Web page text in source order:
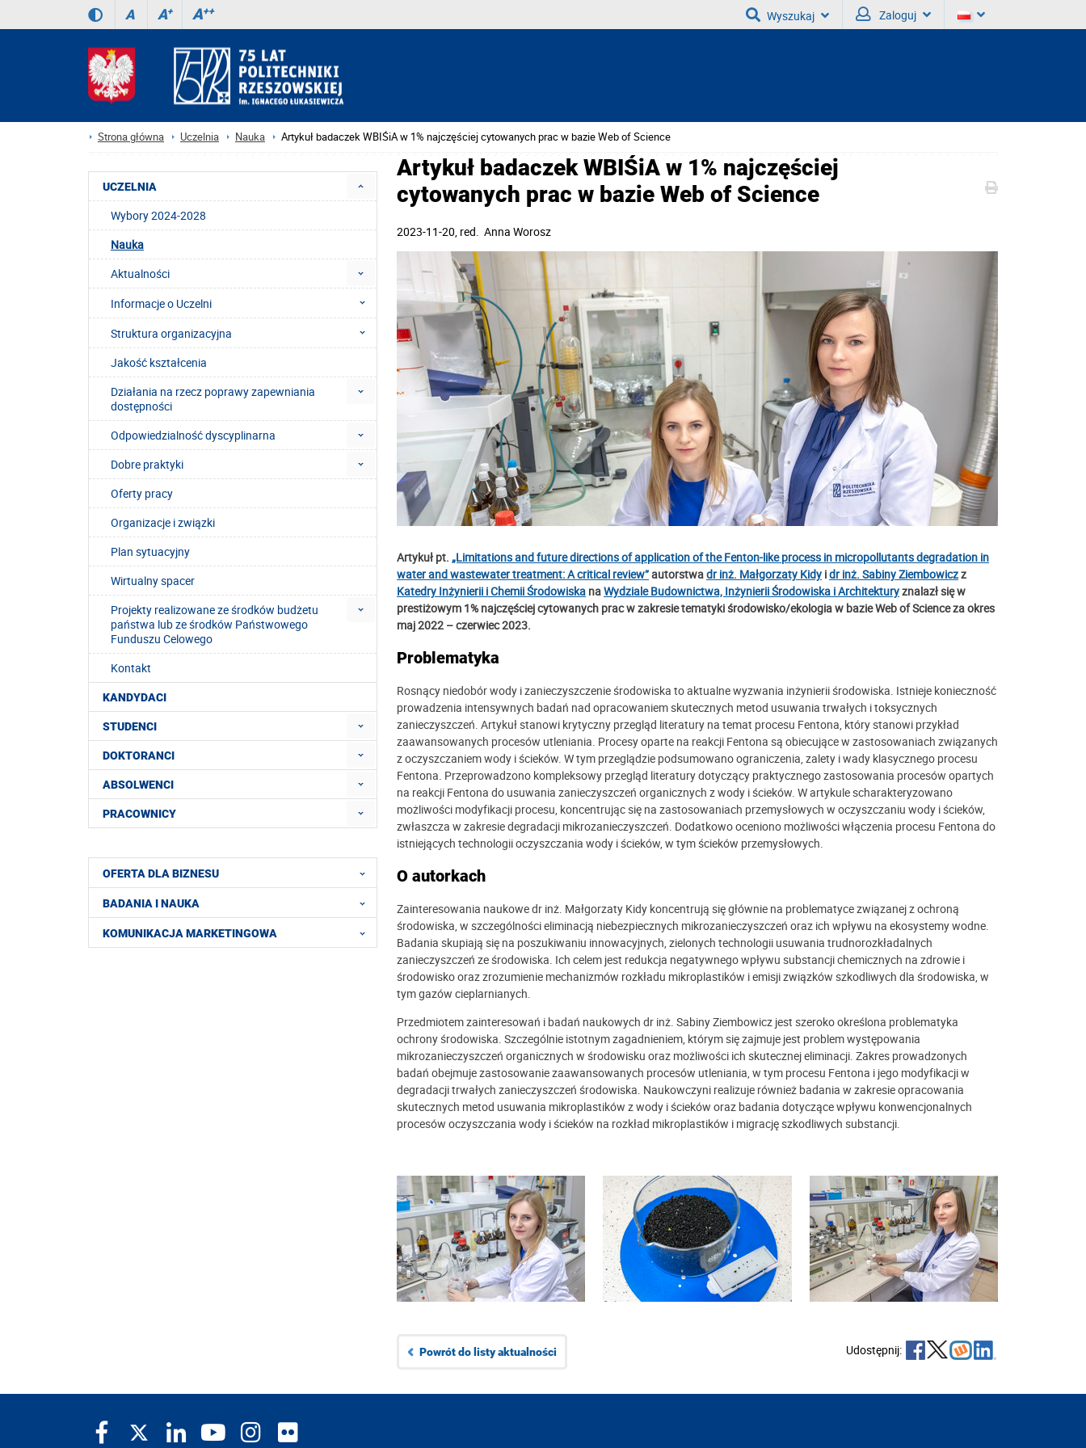
A A+ A++ Wyszukaj Zaloguj
Strona główna Uczelnia Nauka Artykuł badaczek WBIŚiA w 1% najczęściej cytowanych prac w bazie Web of Science
Artykuł badaczek WBIŚiA w 1% najczęściej
cytowanych prac w bazie Web of Science
2023-11-20, red. Anna Worosz
Artykuł pt. „Limitations and future directions of application of the Fenton-like process in micropollutants degradation in
water and wastewater treatment: A critical review”autorstwadr inż. Małgorzaty Kidy idr inż. Sabiny Ziembowiczz
Katedry Inżynierii i Chemii Środowiska naWydziale Budownictwa, Inżynierii Środowiska i Architekturyznalazł się w
prestiżowym 1% najczęściej cytowanych prac w zakresie tematyki środowisko/ekologia w bazie Web of Science za okres
maj 2022 – czerwiec 2023.
Problematyka
Rosnący niedobór wody i zanieczyszczenie środowiska to aktualne wyzwania inżynierii środowiska. Istnieje konieczność
prowadzenia intensywnych badań nad opracowaniem skutecznych metod usuwania trwałych i toksycznych
zanieczyszczeń. Artykuł stanowi krytyczny przegląd literatury na temat procesu Fentona, który stanowi przykład
zaawansowanych procesów utleniania. Procesy oparte na reakcji Fentona są obiecujące w zastosowaniach związanych
z oczyszczaniem wody i ścieków. W tym przeglądzie podsumowano ograniczenia, zalety i wady klasycznego procesu
Fentona. Przeprowadzono kompleksowy przegląd literatury dotyczący praktycznego zastosowania procesów opartych
na reakcji Fentona do usuwania zanieczyszczeń organicznych z wody i ścieków. W artykule scharakteryzowano
możliwości modyfikacji procesu, koncentrując się na zastosowaniach przemysłowych w oczyszczaniu wody i ścieków,
zwłaszcza w zakresie degradacji mikrozanieczyszczeń. Dodatkowo oceniono możliwości włączenia procesu Fentona do
istniejących technologii oczyszczania wody i ścieków, w tym ścieków przemysłowych.
O autorkach
Zainteresowania naukowe dr inż. Małgorzaty Kidy koncentrują się głównie na problematyce związanej z ochroną
środowiska, w szczególności eliminacją niebezpiecznych mikrozanieczyszczeń oraz ich wpływu na ekosystemy wodne.
Badania skupiają się na poszukiwaniu innowacyjnych, zielonych technologii usuwania trudnorozkładalnych
zanieczyszczeń ze środowiska. Ich celem jest redukcja negatywnego wpływu substancji chemicznych na zdrowie i
środowisko oraz zrozumienie mechanizmów rozkładu mikroplastików i emisji związków szkodliwych dla środowiska, w
tym gazów cieplarnianych.
Przedmiotem zainteresowań i badań naukowych dr inż. Sabiny Ziembowicz jest szeroko określona problematyka
ochrony środowiska. Szczególnie istotnym zagadnieniem, którym się zajmuje jest problem występowania
mikrozanieczyszczeń organicznych w środowisku oraz możliwości ich skutecznej eliminacji. Zakres prowadzonych
badań obejmuje zastosowanie zaawansowanych procesów utleniania, w tym procesu Fentona i jego modyfikacji w
degradacji trwałych zanieczyszczeń środowiska. Naukowczyni realizuje również badania w zakresie opracowania
skutecznych metod usuwania mikroplastików z wody i ścieków oraz badania dotyczące wpływu konwencjonalnych
procesów oczyszczania wody i ścieków na rozkład mikroplastików i migrację szkodliwych substancji.
Udostępnij:
Powrót do listy aktualności
UCZELNIA
Wybory 2024-2028
Nauka
Aktualności
Informacje o Uczelni
Struktura organizacyjna
Jakość kształcenia
Działania na rzecz poprawy zapewniania
dostępności
Odpowiedzialność dyscyplinarna
Dobre praktyki
Oferty pracy
Organizacje i związki
Plan sytuacyjny
Wirtualny spacer
Projekty realizowane ze środków budżetu
państwa lub ze środków Państwowego
Funduszu Celowego
Kontakt
KANDYDACI
STUDENCI
DOKTORANCI
ABSOLWENCI
PRACOWNICY
OFERTA DLA BIZNESU
BADANIA I NAUKA
KOMUNIKACJA MARKETINGOWA